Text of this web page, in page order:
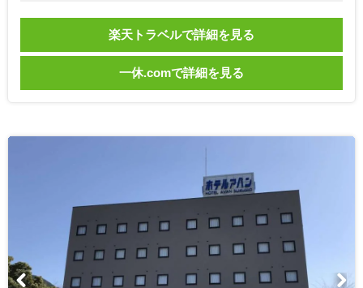
楽天トラベルで詳細を見る
一休.comで詳細を見る